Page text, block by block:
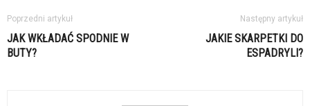
Poprzedni artykuł
JAK WKŁADAĆ SPODNIE W
BUTY?
Następny artykuł
JAKIE SKARPETKI DO
ESPADRYLI?